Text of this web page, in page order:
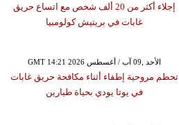
إجلاء أكثر من 20 ألف شخص مع اتساع حريق
غابات في بريتيش كولومبيا
GMT 14:21 2026 الأحد ,09 آب / أغسطس
تحطم مروحية إطفاء أثناء مكافحة حريق غابات
في يوتا يودي بحياة طيارين